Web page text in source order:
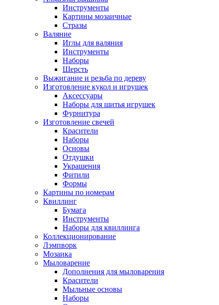
Инструменты
Картины мозаичные
Стразы
Валяние
Иглы для валяния
Инструменты
Наборы
Шерсть
Выжигание и резьба по дереву
Изготовление кукол и игрушек
Аксессуары
Наборы для шитья игрушек
Фурнитура
Изготовление свечей
Красители
Наборы
Основы
Отдушки
Украшения
Фитили
Формы
Картины по номерам
Квиллинг
Бумага
Инструменты
Наборы для квиллинга
Коллекционирование
Лэмпворк
Мозаика
Мыловарение
Дополнения для мыловарения
Красители
Мыльные основы
Наборы